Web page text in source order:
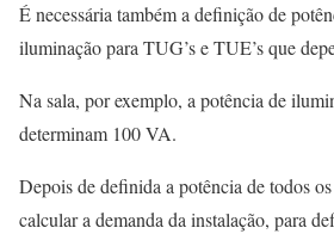
É necessária também a definição de
iluminação para TUG’s e TUE’s que
Na sala, por exemplo, a potência de
determinam 100 VA.
Depois de definida a potência de todos
calcular a demanda da instalação, para